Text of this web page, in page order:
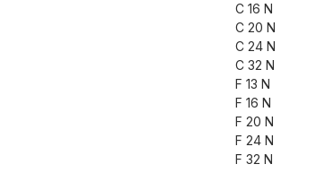
C 16 N
C 20 N
C 24 N
C 32 N
F 13 N
F 16 N
F 20 N
F 24 N
F 32 N